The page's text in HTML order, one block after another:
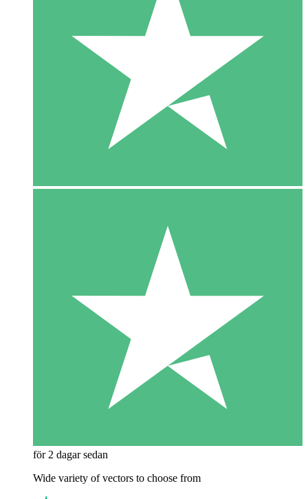
för 2 dagar sedan
Wide variety of vectors to choose from